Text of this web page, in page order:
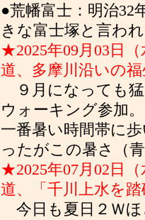
●荒幡富士：明治32
きな富士塚と言わ
★2025年09月03日
道、多摩川沿いの
９月になっても猛
ウォーキング参加。
一番暑い時間帯に
ったがこの暑さ（
★2025年07月02日
道、「千川上水を
今日も夏日２Ｗほ